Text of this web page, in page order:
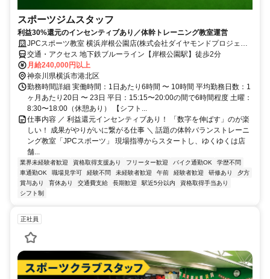
スポーツジムスタッフ
利益30%還元のインセンティブあり／体幹トレーニング教室運営
JPCスポーツ教室 横浜岸根公園店(株式会社ダイヤモンドプロジェク
ト)
交通・アクセス 地下鉄ブルーライン【岸根公園駅】徒歩2分
月給240,000円以上
神奈川県横浜市港北区
勤務時間詳細 実働時間：1日あたり6時間 〜 10時間 平均勤務日数：1
ヶ月あたり20日 〜 23日 平日：15:15〜20:00の間で6時間程度 土曜：
8:30〜18:00（休憩あり） 【シフト...
仕事内容 ／ 利益還元インセンティブあり！ 「数字を伸ばす」のが楽
しい！ 成果がやりがいに繋がる仕事 ＼ 話題の体幹バランストレーニ
ング教室「JPCスポーツ」 現場指導からスタートし、ゆくゆくは店
舗...
業界未経験者歓迎 資格取得支援あり フリーター歓迎 バイク通勤OK
学歴不問
車通勤OK
職場見学可 経験不問 未経験者歓迎 午前 経験者歓迎 研修あり
夕方
賞与あり
育休あり 交通費支給 長期歓迎 駅近5分以内
資格取得手当あり
シフト制
正社員